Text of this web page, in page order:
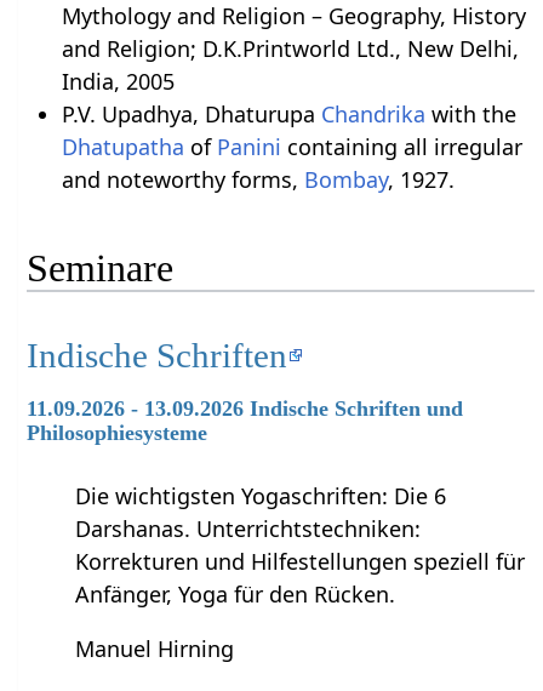
Mythology and Religion – Geography, History
and Religion; D.K.Printworld Ltd., New Delhi,
India, 2005
P.V. Upadhya, Dhaturupa Chandrika with the
Dhatupatha of Panini containing all irregular
and noteworthy forms, Bombay, 1927.
Seminare
Indische Schriften
11.09.2026 - 13.09.2026 Indische Schriften und
Philosophiesysteme
Die wichtigsten Yogaschriften: Die 6
Darshanas. Unterrichtstechniken:
Korrekturen und Hilfestellungen speziell für
Anfänger, Yoga für den Rücken.
Manuel Hirning